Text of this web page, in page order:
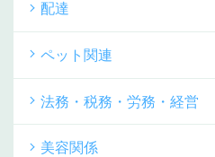
配達
ペット関連
法務・税務・労務・経営
美容関係